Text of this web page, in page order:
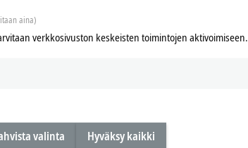
aina)
verkkosivuston keskeisten toimintojen aktivoimiseen.
valinta Hyväksy kaikki